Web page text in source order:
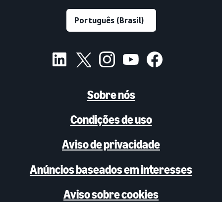
Sobre nós
Condições de uso
Aviso de privacidade
Anúncios baseados em interesses
Aviso sobre cookies